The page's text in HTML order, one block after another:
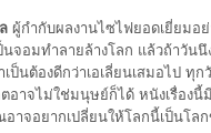
ผู้กำกับผลงานไซไฟยอดเยี่ยมอย่
ป็นจอมทำลายล้างโลก แล้วถ้า
ป็นต้องดีกว่าเอเลี่ยนเสมอไป
อาจไม่ใช่มนุษย์ก็ได้ หนังเรื่อ
าจอยากเปลี่ยนให้โลกนี้เป็นโล